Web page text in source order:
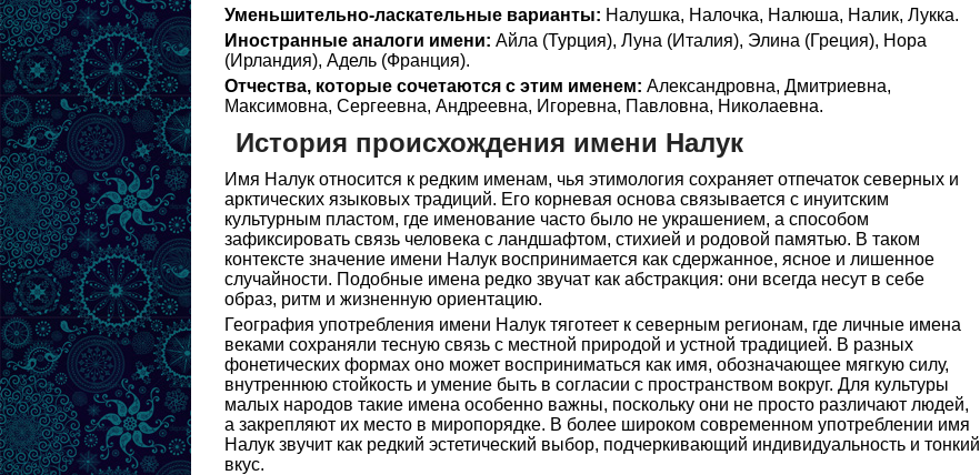
Уменьшительно-ласкательные варианты: Налушка, Налочка, Налюша, Налик, Лукка.
Иностранные аналоги имени: Айла (Турция), Луна (Италия), Элина (Греция), Нора
(Ирландия), Адель (Франция).
Отчества, которые сочетаются с этим именем: Александровна, Дмитриевна,
Максимовна, Сергеевна, Андреевна, Игоревна, Павловна, Николаевна.
История происхождения имени Налук
Имя Налук относится к редким именам, чья этимология сохраняет отпечаток северных и
арктических языковых традиций. Его корневая основа связывается с инуитским
культурным пластом, где именование часто было не украшением, а способом
зафиксировать связь человека с ландшафтом, стихией и родовой памятью. В таком
контексте значение имени Налук воспринимается как сдержанное, ясное и лишенное
случайности. Подобные имена редко звучат как абстракция: они всегда несут в себе
образ, ритм и жизненную ориентацию.
География употребления имени Налук тяготеет к северным регионам, где личные имена
веками сохраняли тесную связь с местной природой и устной традицией. В разных
фонетических формах оно может восприниматься как имя, обозначающее мягкую силу,
внутреннюю стойкость и умение быть в согласии с пространством вокруг. Для культуры
малых народов такие имена особенно важны, поскольку они не просто различают людей,
а закрепляют их место в миропорядке. В более широком современном употреблении имя
Налук звучит как редкий эстетический выбор, подчеркивающий индивидуальность и тонкий
вкус.